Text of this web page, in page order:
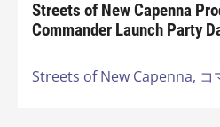
Streets of New Capenna
Commander Launch Party
Streets of New Capenna, コ